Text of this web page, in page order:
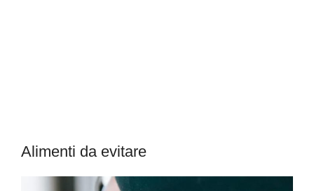
Alimenti da evitare